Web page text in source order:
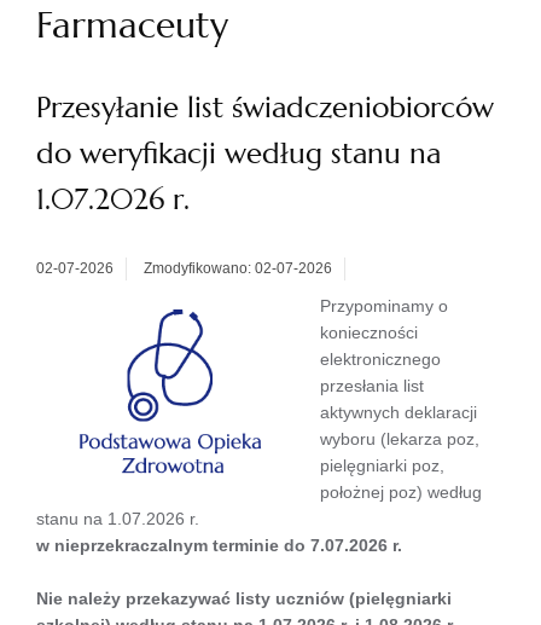
Farmaceuty
Przesyłanie list świadczeniobiorców
do weryfikacji według stanu na
1.07.2026 r.
02-07-2026 Zmodyfikowano: 02-07-2026
Przypominamy o
konieczności
elektronicznego
przesłania list
aktywnych deklaracji
wyboru (lekarza poz,
pielęgniarki poz,
położnej poz) według
stanu na 1.07.2026 r.
w nieprzekraczalnym terminie do 7.07.2026 r.
Nie należy przekazywać listy uczniów (pielęgniarki